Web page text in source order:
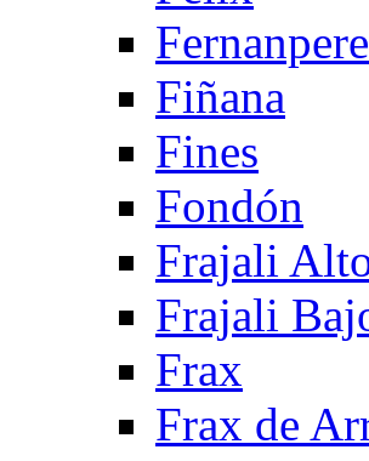
Fiñana
Fines
Fondón
Frajali
Frajali
Frax
Frax de